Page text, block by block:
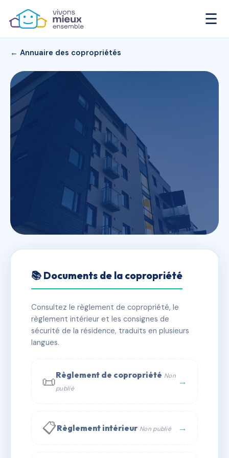
☰
← Annuaire des copropriétés
IVRY (11 RUE D')
✓ Immatriculée 🏠 38 lots 🏗 1 bâtiment(s)
📞 Contacter Syndic Digital
📚 Documents de la copropriété
Consultez le règlement de copropriété, le
règlement intérieur et les consignes de
sécurité de la résidence, traduits en plusieurs
langues.
📜Règlement de copropriété Non
publié
→
📋Règlement intérieur Non publié →